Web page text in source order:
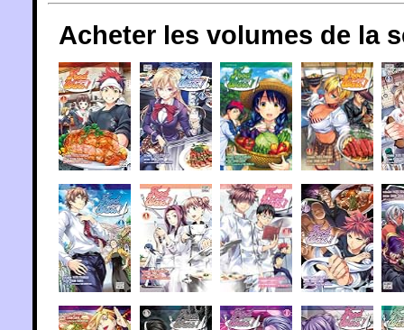
Acheter les volumes de la